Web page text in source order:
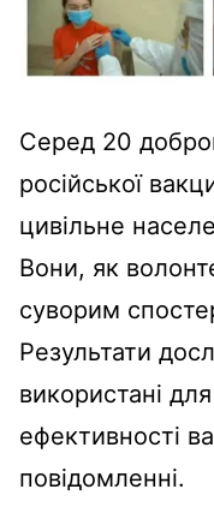
Серед 20
російської
цивільне
Вони, як
суворим
Результати
використані
ефективності
повідомленні.